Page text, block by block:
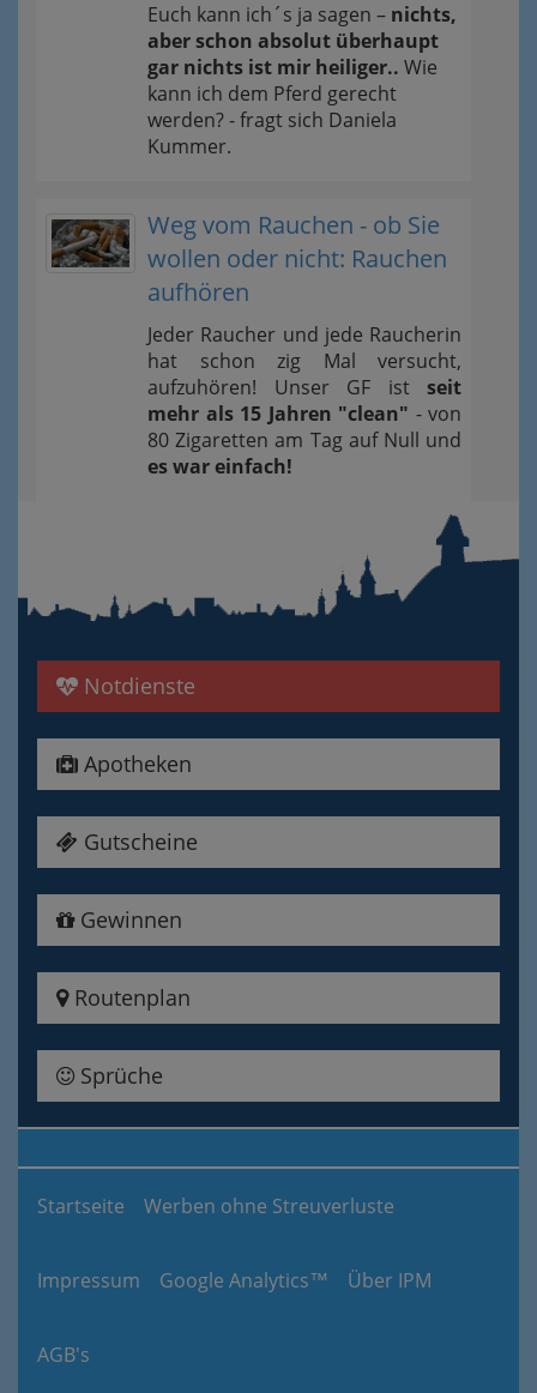
Euch kann ich´s ja sagen – nichts,
aber schon absolut überhaupt
gar nichts ist mir heiliger.. Wie
kann ich dem Pferd gerecht
werden? - fragt sich Daniela
Kummer.
Weg vom Rauchen - ob Sie
wollen oder nicht: Rauchen
aufhören
Jeder Raucher und jede Raucherin
hat schon zig Mal versucht,
aufzuhören! Unser GF ist seit
mehr als 15 Jahren "clean" - von
80 Zigaretten am Tag auf Null und
es war einfach!
Notdienste
Apotheken
Gutscheine
Gewinnen
Routenplan
Sprüche
Startseite Werben ohne Streuverluste
Impressum Google Analytics™ Über IPM
AGB's